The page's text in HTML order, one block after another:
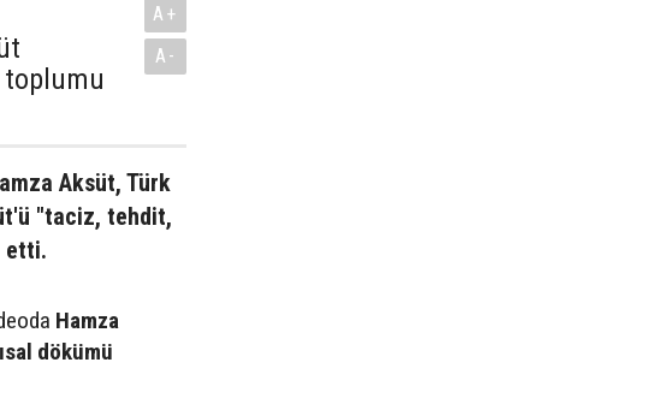
toplumu
A+
A-
Aksüt, Türk
"taciz, tehdit,
etti.
Hamza
dökümü